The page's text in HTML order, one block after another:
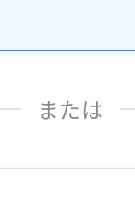
または